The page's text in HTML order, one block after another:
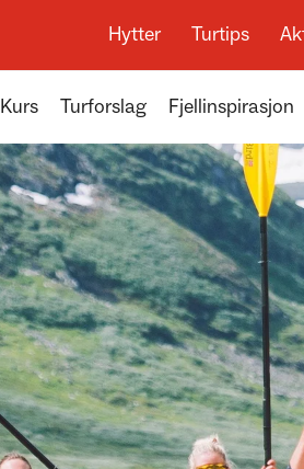
Hytter Turtips
Kurs Turforslag Fjellinspirasjon